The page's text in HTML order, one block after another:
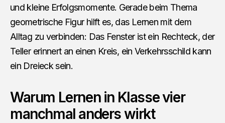
und kleine Erfolgsmomente. Gerade beim Thema
geometrische Figur hilft es, das Lernen mit dem
Alltag zu verbinden: Das Fenster ist ein Rechteck, der
Teller erinnert an einen Kreis, ein Verkehrsschild kann
ein Dreieck sein.
Warum Lernen in Klasse vier
manchmal anders wirkt